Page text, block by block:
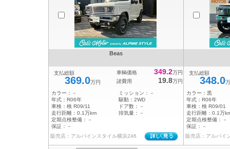
Beas
支払総額
369.0万円
車輌価格 349.2万円
諸費用
19.8万円
カラー： － ミッション：
－
年式： R06年 駆動： 2WD
車検： 検 R09/11 ドア数：
－
走行距離： 0.1万km 排気量：
－
定期点検整備：
－
保証：
－
販売店：アルパインスタイル横浜246
支払総額
348.0
カラー： 黒
年式： R06年
車検： 検 R09/01
走行距離： 0.1万
定期点検整備：
－
保証：
－
販売店：アルパイ